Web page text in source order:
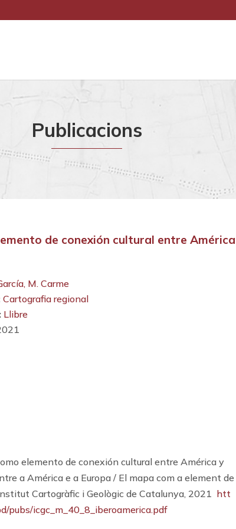
Publicacions
de conexión cultural entre América
M. Carme
Cartografia regional
Llibre
elemento de conexión cultural entre América y
a América e a Europa / El mapa com a element de
Cartogràfic i Geològic de Catalunya, 2021 htt
pubs/icgc_m_40_8_iberoamerica.pdf